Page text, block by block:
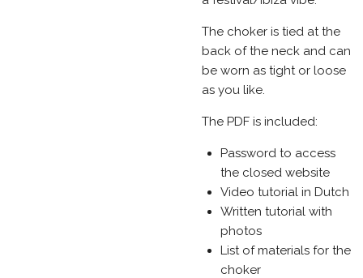
The choker is tied at the
back of the neck and can
be worn as tight or loose
as you like.
The PDF is included:
Password to access
the closed website
Video tutorial in Dutch
Written tutorial with
photos
List of materials for the
choker